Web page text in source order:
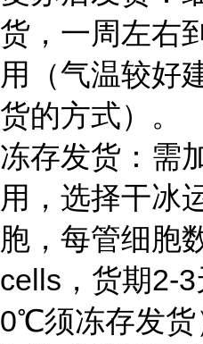
货，一周左右
用（气温较好
货的方式）。
冻存发货：需
用，选择干冰
胞，每管细胞
cells，货期2-
0℃须冻存发货